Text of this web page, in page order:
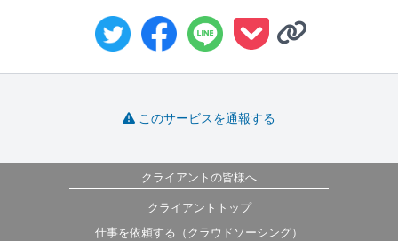
このサービスを通報する
クライアントの皆様へ
クライアントトップ
仕事を依頼する（クラウドソーシング）